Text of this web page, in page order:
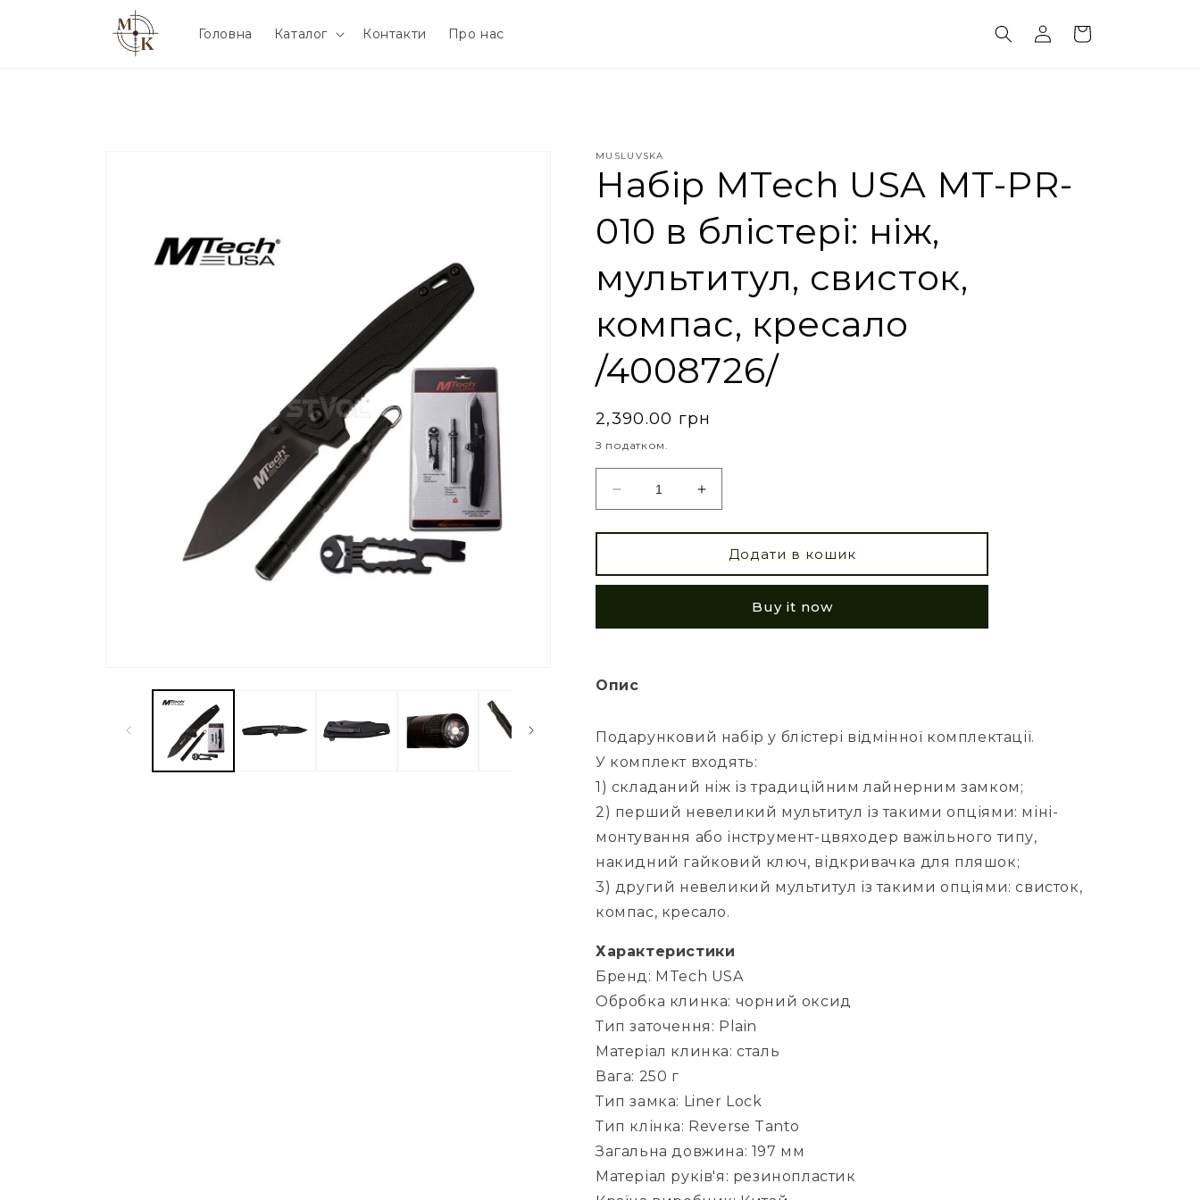
Головна Каталог Контакти Про нас авторизуватися
кошик
MUSLUVSKA
Набір MTech USA MT-PR-
010 в блістері: ніж,
мультитул, свисток,
компас, кресало
/4008726/
2,390.00 грн
З податком.
Додати в кошик
Buy it now
Опис
Подарунковий набір у блістері відмінної комплектації.
У комплект входять:
1) складаний ніж із традиційним лайнерним замком;
2) перший невеликий мультитул із такими опціями: міні-
монтування або інструмент-цвяходер важільного типу,
накидний гайковий ключ, відкривачка для пляшок;
3) другий невеликий мультитул із такими опціями: свисток,
компас, кресало.
Характеристики
Бренд: MTech USA
Обробка клинка: чорний оксид
Тип заточення: Plain
Матеріал клинка: сталь
Вага: 250 г
Тип замка: Liner Lock
Тип клінка: Reverse Tanto
Загальна довжина: 197 мм
Матеріал руків'я: резинопластик